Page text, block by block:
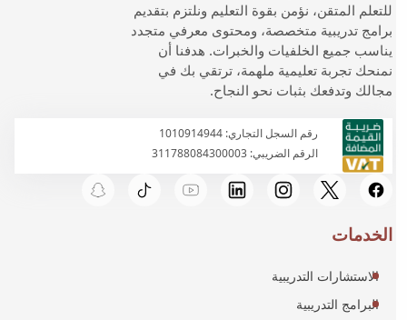
للتعلم المتقن، نؤمن بقوة التعليم ونلتزم بتقديم
برامج تدريبية متخصصة، ومحتوى معرفي متجدد
يناسب جميع الخلفيات والخبرات. هدفنا أن
نمنحك تجربة تعليمية ملهمة، ترتقي بك في
مجالك وتدفعك بثبات نحو النجاح.
رقم السجل التجاري: 1010914944
الرقم الضريبي: 311788084300003
الخدمات
الاستشارات التدريبية
البرامج التدريبية